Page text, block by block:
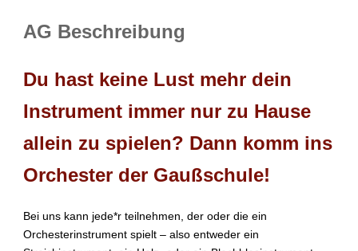
AG Beschreibung
Du hast keine Lust mehr dein
Instrument immer nur zu Hause
allein zu spielen? Dann komm ins
Orchester der Gaußschule!
Bei uns kann jede*r teilnehmen, der oder die ein
Orchesterinstrument spielt – also entweder ein